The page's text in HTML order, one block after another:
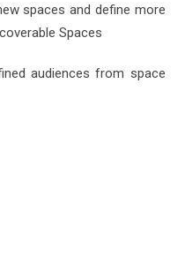
spaces and define more
Spaces
audiences from space